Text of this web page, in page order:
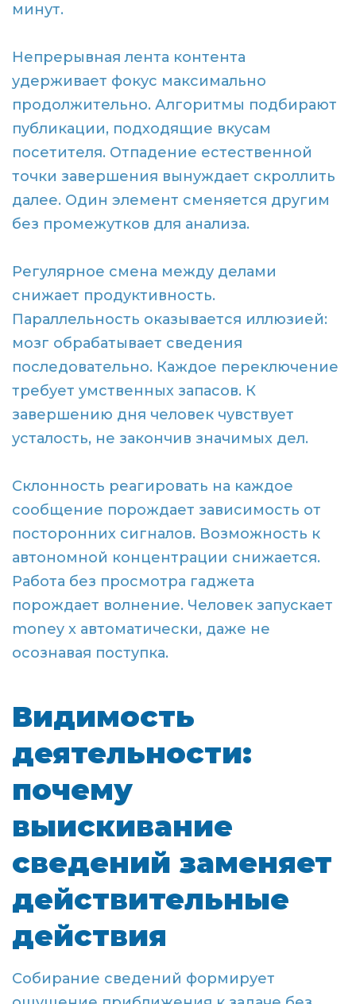
минут.
Непрерывная лента контента
удерживает фокус максимально
продолжительно. Алгоритмы подбирают
публикации, подходящие вкусам
посетителя. Отпадение естественной
точки завершения вынуждает скроллить
далее. Один элемент сменяется другим
без промежутков для анализа.
Регулярное смена между делами
снижает продуктивность.
Параллельность оказывается иллюзией:
мозг обрабатывает сведения
последовательно. Каждое переключение
требует умственных запасов. К
завершению дня человек чувствует
усталость, не закончив значимых дел.
Склонность реагировать на каждое
сообщение порождает зависимость от
посторонних сигналов. Возможность к
автономной концентрации снижается.
Работа без просмотра гаджета
порождает волнение. Человек запускает
money x автоматически, даже не
осознавая поступка.
Видимость
деятельности:
почему
выискивание
сведений заменяет
действительные
действия
Собирание сведений формирует